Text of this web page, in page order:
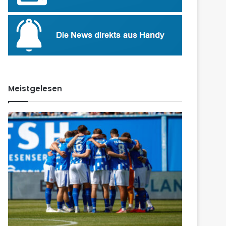
Meistgelesen